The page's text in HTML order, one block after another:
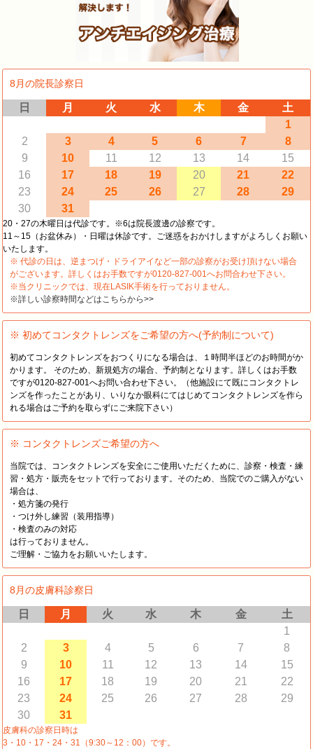
8月の院長診察日
日 月 火 水 木 金
土
1
2
3 4 5 6 7
8
9
10 11 12 13 14
15
16
17 18 19 20 21
22
23
24 25 26 27 28
29
30
31
20・27の木曜日は代診です。※6は院長渡邊の診察です。
11～15（お盆休み）・日曜は休診です。ご迷惑をおかけしますがよろしくお願い
いたします。
※ 代診の日は、逆まつげ・ドライアイなど一部の診察がお受け頂けない場合
がございます。詳しくはお手数ですが0120-827-001へお問合わせ下さい。
※当クリニックでは、現在LASIK手術を行っておりません。
※詳しい診察時間などはこちらから>>
※ 初めてコンタクトレンズをご希望の方へ(予約制について)
初めてコンタクトレンズをおつくりになる場合は、１時間半ほどのお時間がか
かります。 そのため、新規処方の場合、予約制となります。詳しくはお手数
ですが0120-827-001へお問い合わせ下さい。（他施設にて既にコンタクトレ
ンズを作ったことがあり、いりなか眼科にてはじめてコンタクトレンズを作ら
れる場合はご予約を取らずにご来院下さい）
※ コンタクトレンズご希望の方へ
当院では、コンタクトレンズを安全にご使用いただくために、診察・検査・練
習・処方・販売をセットで行っております。そのため、当院でのご購入がない
場合は、
・処方箋の発行
・つけ外し練習（装用指導）
・検査のみの対応
は行っておりません。
ご理解・ご協力をお願いいたします。
8月の皮膚科診察日
日 月 火 水 木 金
土
1
2
3 4 5 6 7
8
9
10 11 12 13 14
15
16
17 18 19 20 21
22
23
24 25 26 27 28
29
30
31
皮膚科の診察日時は
3・10・17・24・31（9:30～12：00）です。